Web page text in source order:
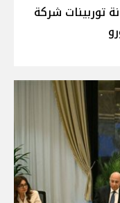
توربينات شركة